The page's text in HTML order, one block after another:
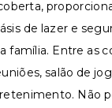
de lazer e
família. Entre as
salão de
Não